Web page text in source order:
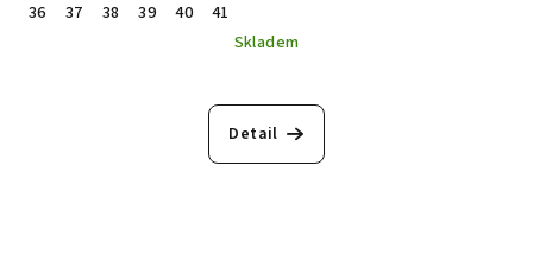
36
37 38 39 40
41
Skladem
Detail